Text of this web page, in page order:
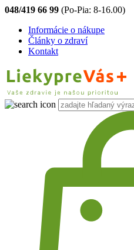
048/419 66 99 (Po-Pia: 8-16.00)
Informácie o nákupe
Články o zdraví
Kontakt